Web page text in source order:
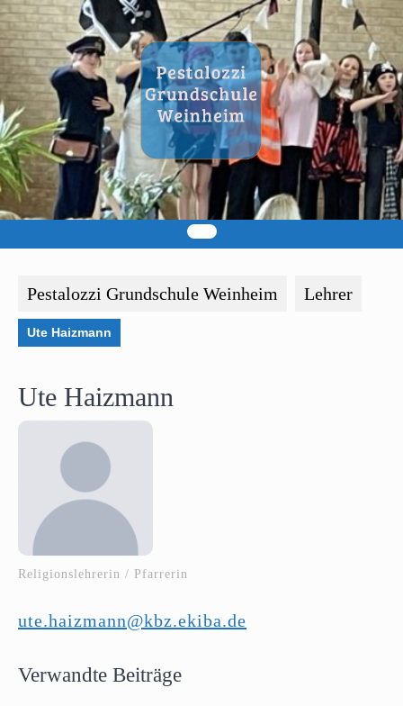
Skip
to
content
Pestalozzi Grundschule Weinheim Lehrer
Ute Haizmann
Ute Haizmann
Religionslehrerin / Pfarrerin
ute.haizmann@kbz.ekiba.de
Verwandte Beiträge